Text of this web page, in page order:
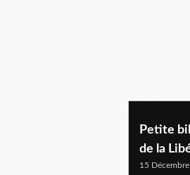
Petite
de la
15